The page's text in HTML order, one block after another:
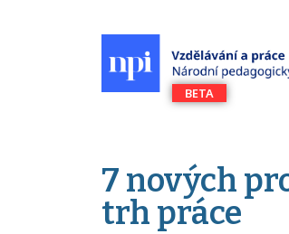
7 nových
trh práce